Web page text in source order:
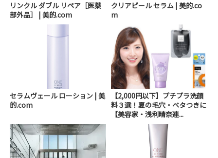
リンクル ダブル リペア［医薬
部外品］ | 美的.com
クリアピール セラム | 美的.co
m
セラムヴェール ローション | 美
的.com
【2,000円以下】プチプラ洗顔
料３選！夏の毛穴・ベタつきに
【美容家・浅利晴奈連...